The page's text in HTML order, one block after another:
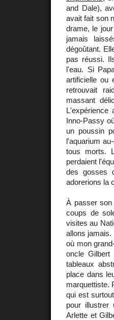
and Dale),
avait fait son
drame, le
jamais
dégoûtant.
pas réussi.
l'eau. Si
artificielle ou
retrouvait
massant
L'expérience
Inno-Passy
un poussin
l'aquarium
tous morts.
perdaient
des gosses
adorerions la
À passer
coups de
visites au
allons jamais.
où mon
oncle
tableaux
place dans
marquettiste.
qui est
pour illustrer
Arlette et